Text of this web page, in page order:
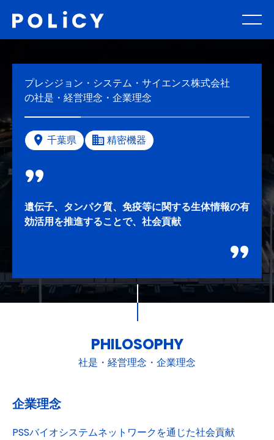
プレシジョン・システム・サイエンス株式会社
の社是・経営理念・企業理念
千葉県 精密機器
遺伝子、タンパク質、免疫等に関する生体情報の有
効活用を推進することで、社会貢献
PHILOSOPHY
社是・経営理念・企業理念
企業理念
PSSバイオシステムネットワークを通じた社会貢献